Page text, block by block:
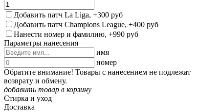
Добавить патч La Liga, +300 руб
Добавить патч Champions League, +400 руб
Нанести номер и фамилию, +990 руб
Параметры нанесения
имя
номер
Обратите внимание! Товары с нанесением не подлежат
возврату и обмену.
добавить товар в корзину
Стирка и уход
Доставка